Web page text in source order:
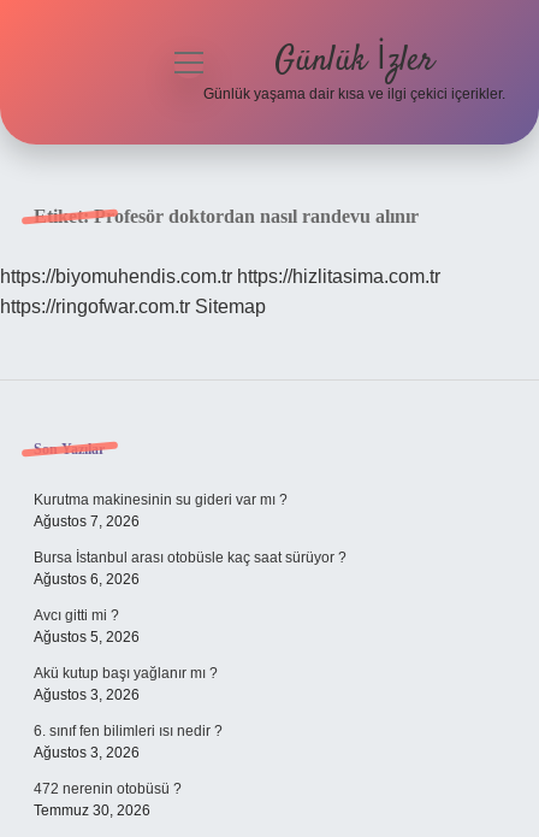
Hakkımızda
menüyü
Günlük İzler
Günlük yaşama dair kısa ve ilgi çekici içerikler.
Etiket:Profesör doktordan nasıl randevu alınır
https://biyomuhendis.com.tr https://hizlitasima.com.tr
https://ringofwar.com.tr Sitemap
Sidebar
Son Yazılar
Kurutma makinesinin su gideri var mı ?
Ağustos 7, 2026
Bursa İstanbul arası otobüsle kaç saat sürüyor ?
Ağustos 6, 2026
Avcı gitti mi ?
Ağustos 5, 2026
Akü kutup başı yağlanır mı ?
Ağustos 3, 2026
6. sınıf fen bilimleri ısı nedir ?
Ağustos 3, 2026
472 nerenin otobüsü ?
Temmuz 30, 2026